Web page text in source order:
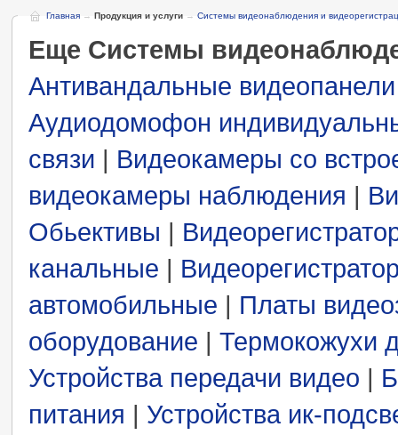
Главная → Продукция и услуги → Системы видеонаблюдения и
Еще Системы
Антивандальные видеопанели
Аудиодомофон
связи | Видеокамеры со
видеокамеры наблюдения |
Обьективы |
канальные |
автомобильные | Платы
оборудование | Термокожухи
Устройства передачи видео |
питания | Устройства ик-